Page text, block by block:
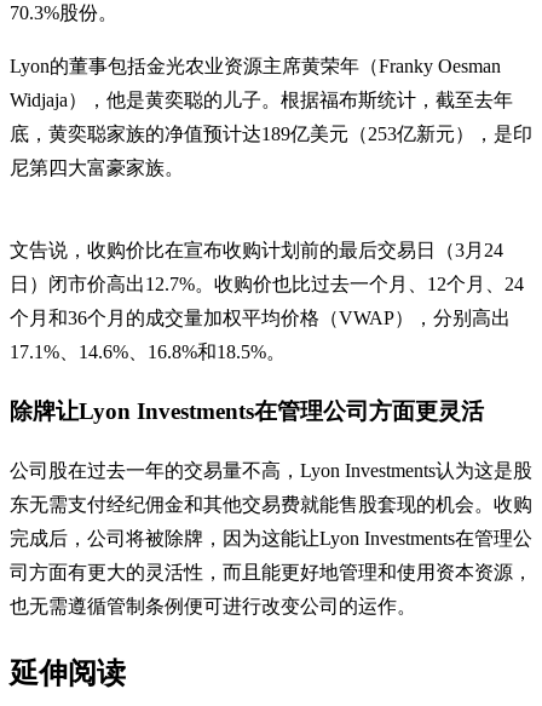
70.3%股份。
Lyon的董事包括金光农业资源主席黄荣年（Franky Oesman
Widjaja），他是黄奕聪的儿子。根据福布斯统计，截至去年
底，黄奕聪家族的净值预计达189亿美元（253亿新元），是印
尼第四大富豪家族。
文告说，收购价比在宣布收购计划前的最后交易日（3月24
日）闭市价高出12.7%。收购价也比过去一个月、12个月、24
个月和36个月的成交量加权平均价格（VWAP），分别高出
17.1%、14.6%、16.8%和18.5%。
除牌让Lyon Investments在管理公司方面更灵活
公司股在过去一年的交易量不高，Lyon Investments认为这是股
东无需支付经纪佣金和其他交易费就能售股套现的机会。收购
完成后，公司将被除牌，因为这能让Lyon Investments在管理公
司方面有更大的灵活性，而且能更好地管理和使用资本资源，
也无需遵循管制条例便可进行改变公司的运作。
延伸阅读